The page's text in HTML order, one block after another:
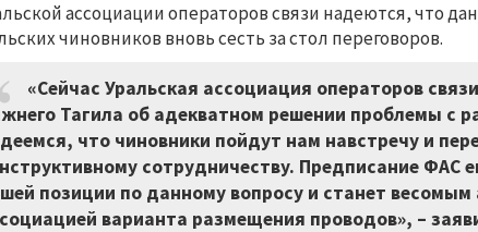
ассоциации операторов связи надеются, что
чиновников вновь сесть за стол переговоров.
«Сейчас Уральская ассоциация операторов
Тагила об адекватном решении проблемы с
что чиновники пойдут нам навстречу и
сотрудничеству. Предписание
позиции по данному вопросу и станет
варианта размещения проводов», –